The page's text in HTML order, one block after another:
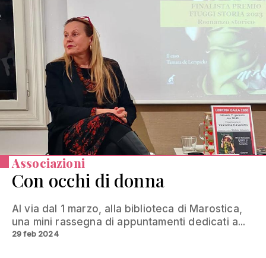
Associazioni
Con occhi di donna
Al via dal 1 marzo, alla biblioteca di Marostica,
una mini rassegna di appuntamenti dedicati a...
29 feb 2024